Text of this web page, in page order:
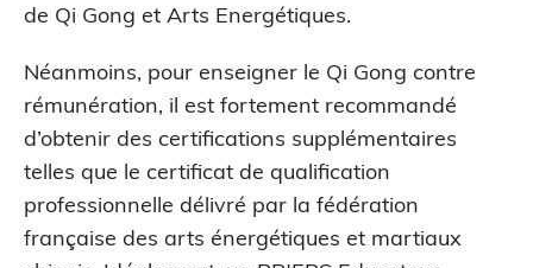
de Qi Gong et Arts Energétiques.
Néanmoins, pour enseigner le Qi Gong contre
rémunération, il est fortement recommandé
d’obtenir des certifications supplémentaires
telles que le certificat de qualification
professionnelle délivré par la fédération
française des arts énergétiques et martiaux